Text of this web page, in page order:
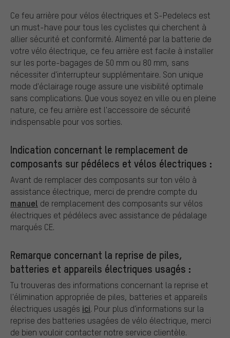
Ce feu arrière pour vélos électriques et S-Pedelecs est
un must-have pour tous les cyclistes qui cherchent à
allier sécurité et conformité. Alimenté par la batterie de
votre vélo électrique, ce feu arrière est facile à installer
sur les porte-bagages de 50 mm ou 80 mm, sans
nécessiter d'interrupteur supplémentaire. Son unique
mode d'éclairage rouge assure une visibilité optimale
sans complications. Que vous soyez en ville ou en pleine
nature, ce feu arrière est l'accessoire de sécurité
indispensable pour vos sorties.
Indication concernant le remplacement de
composants sur pédélecs et vélos électriques :
Avant de remplacer des composants sur ton vélo à
assistance électrique, merci de prendre compte du
manuel de remplacement des composants sur vélos
électriques et pédélecs avec assistance de pédalage
marqués CE.
Remarque concernant la reprise de piles,
batteries et appareils électriques usagés :
Tu trouveras des informations concernant la reprise et
l'élimination appropriée de piles, batteries et appareils
électriques usagés ici. Pour plus d'informations sur la
reprise des batteries usagées de vélo électrique, merci
de bien vouloir contacter notre service clientèle.